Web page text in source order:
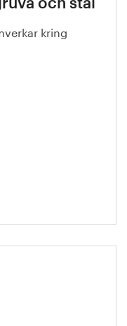
och stål
kring